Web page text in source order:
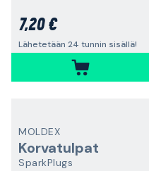
7,20 €
Lähetetään 24 tunnin sisällä!
MOLDEX
Korvatulpat
SparkPlugs